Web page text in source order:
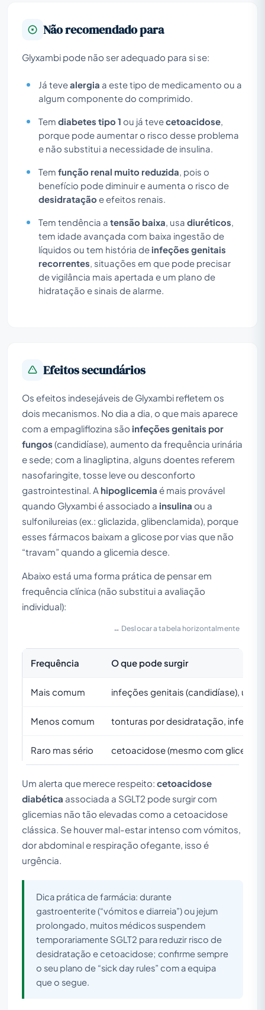
Não recomendado para
Glyxambi pode não ser adequado para si se:
Já tevealergia a este tipo de medicamento ou a
algum componente do comprimido.
Tem diabetes tipo 1 ou já tevecetoacidose
porque pode aumentar o risco desse problema
e não substitui a necessidade de insulina.
Tem função renal muito reduzida , pois o
benefício pode diminuir e aumenta o risco de
desidratação e efeitos renais.
Tem tendência a tensão baixa , usa diuréticos
tem idade avançada com baixa ingestão de
líquidos ou tem história de infeções genitais
recorrentes , situações em que pode precisar
de vigilância mais apertada e um plano de
hidratação e sinais de alarme.
Efeitos secundários
Os efeitos indesejáveis de Glyxambi refletem os
dois mecanismos. No dia a dia, o que mais aparece
com a empagliflozina são infeções genitais por
fungos(candidíase), aumento da frequência urinária
e sede; com a linagliptina, alguns doentes referem
nasofaringite, tosse leve ou desconforto
gastrointestinal. A hipoglicemia é mais provável
quando Glyxambi é associado a insulina ou a
sulfonilureias (ex.: gliclazida, glibenclamida), porque
esses fármacos baixam a glicose por vias que não
“travam” quando a glicemia desce.
Abaixo está uma forma prática de pensar em
frequência clínica (não substitui a avaliação
individual):
↔ Deslocar a tabela horizontalmente
Frequência O que pode surgir
Mais comum infeções genitais (candidíase),
Menos comum tonturas por desidratação, infeção
Raro mas sério cetoacidose (mesmo com
Um alerta que merece respeito: cetoacidose
diabética associada a SGLT2 pode surgir com
glicemias não tão elevadas como a cetoacidose
clássica. Se houver mal-estar intenso com vómitos,
dor abdominal e respiração ofegante, isso é
urgência.
Dica prática de farmácia: durante
gastroenterite (“vómitos e diarreia”) ou jejum
prolongado, muitos médicos suspendem
temporariamente SGLT2 para reduzir risco de
desidratação e cetoacidose; confirme sempre
o seu plano de “sick day rules” com a equipa
que o segue.